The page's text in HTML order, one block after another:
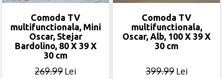
Comoda TV
multifunctionala, Mini
Oscar, Stejar
Bardolino, 80 X 39 X
30 cm
269.99 Lei
Comoda TV
multifunctionala,
Oscar, Alb, 100 X 39 X
30 cm
399.99 Lei